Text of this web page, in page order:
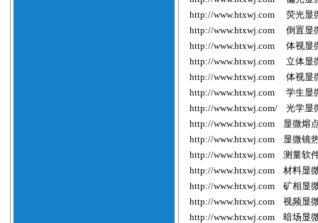
http://www.htxwj.com
荧光显
http://www.htxwj.com
倒置显
http://www.htxwj.com
体视显
http://www.htxwj.com
立体显
http://www.htxwj.com
体视显
http://www.htxwj.com
学生显
http://www.htxwj.com/
光学显
http://www.htxwj.com
显微熔
http://www.htxwj.com
显微镜
http://www.htxwj.com
测量软
http://www.htxwj.com
材料显
http://www.htxwj.com
矿相显
http://www.htxwj.com
视频显
http://www.htxwj.com
暗场显